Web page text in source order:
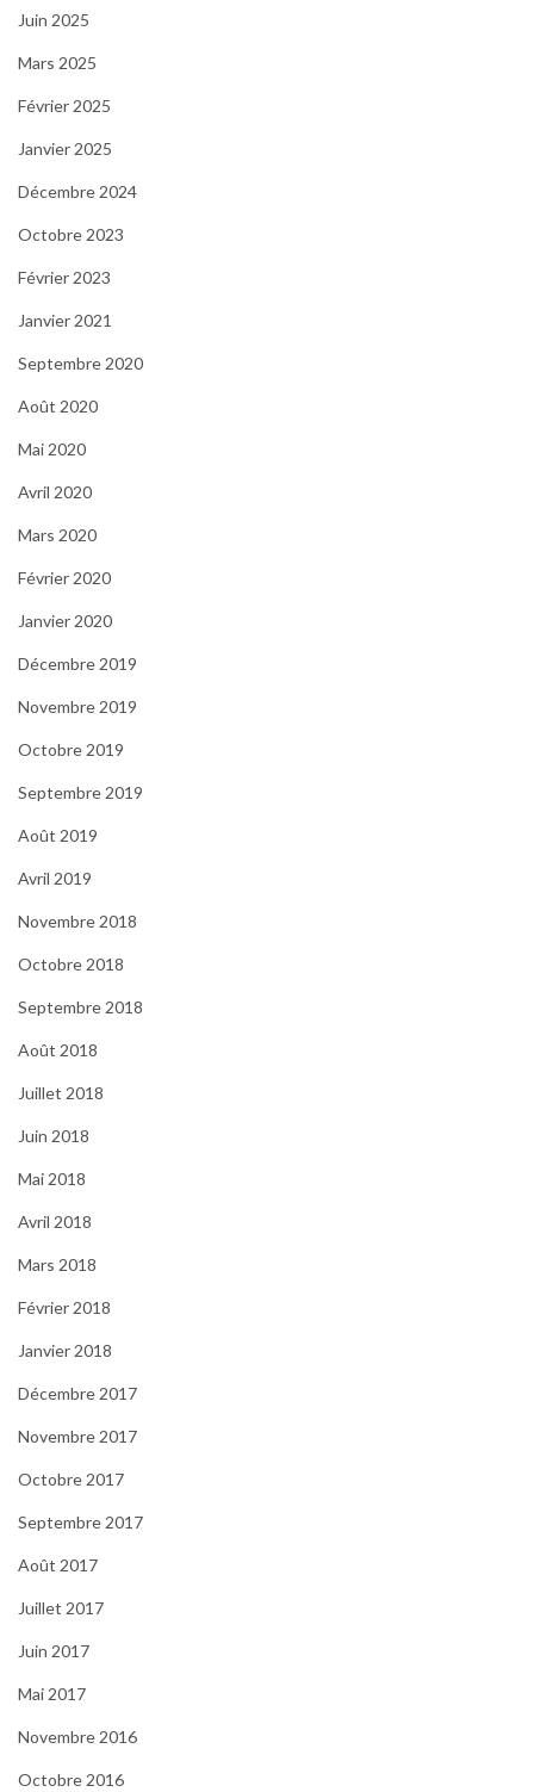
Juin 2025
Mars 2025
Février 2025
Janvier 2025
Décembre 2024
Octobre 2023
Février 2023
Janvier 2021
Septembre 2020
Août 2020
Mai 2020
Avril 2020
Mars 2020
Février 2020
Janvier 2020
Décembre 2019
Novembre 2019
Octobre 2019
Septembre 2019
Août 2019
Avril 2019
Novembre 2018
Octobre 2018
Septembre 2018
Août 2018
Juillet 2018
Juin 2018
Mai 2018
Avril 2018
Mars 2018
Février 2018
Janvier 2018
Décembre 2017
Novembre 2017
Octobre 2017
Septembre 2017
Août 2017
Juillet 2017
Juin 2017
Mai 2017
Novembre 2016
Octobre 2016